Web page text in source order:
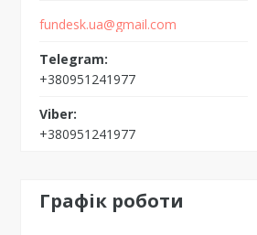
fundesk.ua@gmail.com
+380951241977
+380951241977
Графік роботи